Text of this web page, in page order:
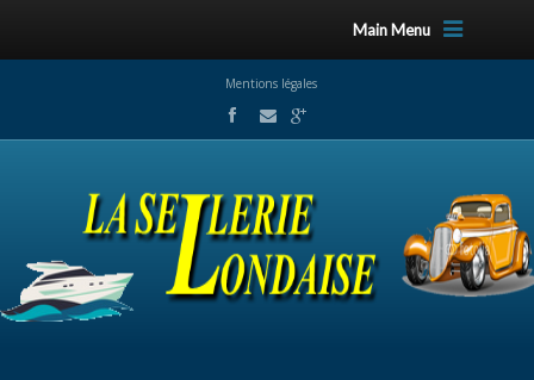
Main Menu
Mentions légales